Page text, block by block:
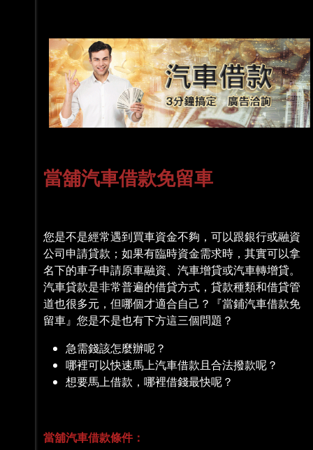
當舖汽車借款免留車
您是不是經常遇到買車資金不夠，可以跟銀行或融資
公司申請貸款；如果有臨時資金需求時，其實可以拿
名下的車子申請原車融資、汽車增貸或汽車轉增貸。
汽車貸款是非常普遍的借貸方式，貸款種類和借貸管
道也很多元，但哪個才適合自己？『當鋪汽車借款免
留車』您是不是也有下方這三個問題？
急需錢該怎麼辦呢？
哪裡可以快速馬上汽車借款且合法撥款呢？
想要馬上借款，哪裡借錢最快呢？
當舖汽車借款條件：